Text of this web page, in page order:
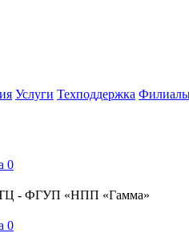
Услуги Техподдержка
0
- ФГУП «НПП «Гамма»
0